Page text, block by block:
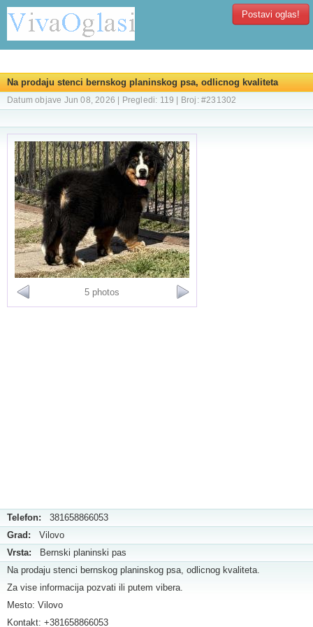
Postavi oglas!
Na prodaju stenci bernskog planinskog psa, odlicnog kvaliteta
Datum objave Jun 08, 2026 | Pregledi: 119 | Broj: #231302
5 photos
Telefon: 381658866053
Grad: Vilovo
Vrsta: Bernski planinski pas
Na prodaju stenci bernskog planinskog psa, odlicnog kvaliteta.
Za vise informacija pozvati ili putem vibera.
Mesto: Vilovo
Kontakt: +381658866053